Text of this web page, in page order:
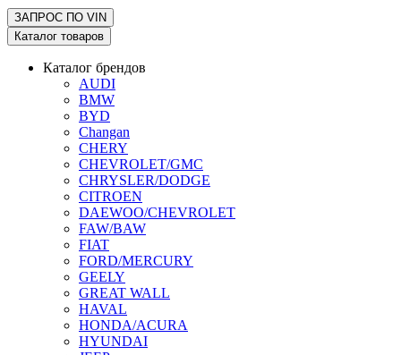
ЗАПРОС ПО VIN
Каталог товаров
Каталог брендов
AUDI
BMW
BYD
Changan
CHERY
CHEVROLET/GMC
CHRYSLER/DODGE
CITROEN
DAEWOO/CHEVROLET
FAW/BAW
FIAT
FORD/MERCURY
GEELY
GREAT WALL
HAVAL
HONDA/ACURA
HYUNDAI